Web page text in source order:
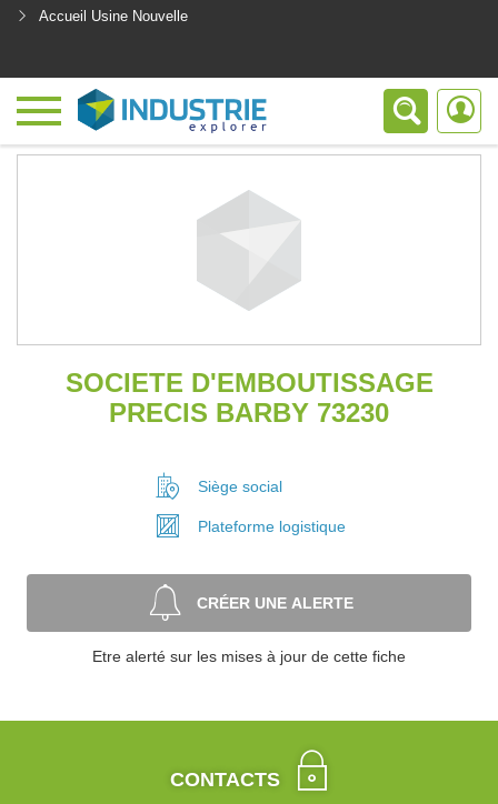
Accueil Usine Nouvelle
SOCIETE D'EMBOUTISSAGE
PRECIS BARBY 73230
Siège social
Plateforme logistique
CRÉER UNE ALERTE
Etre alerté sur les mises à jour de cette fiche
CONTACTS